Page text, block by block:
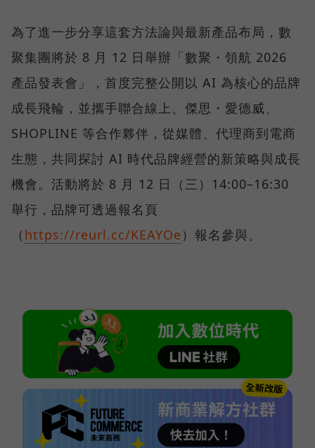
為了進一步分享這套方法論與最新產品布局，數
聚集團將於 8 月 12 日舉辦「數聚・領航 2026
產品發表會」，首度完整公開以 AI 為核心的品牌
成長飛輪，並攜手聯合線上、傑思・愛德威、
SHOPLINE 等合作夥伴，從媒體、代理商到電商
生態，共同探討 AI 時代品牌經營的新策略與成長
機會。活動將於 8 月 12 日（三）14:00–16:30
舉行，品牌可透過報名頁
（ https://reurl.cc/KEAYOe ）報名參與。